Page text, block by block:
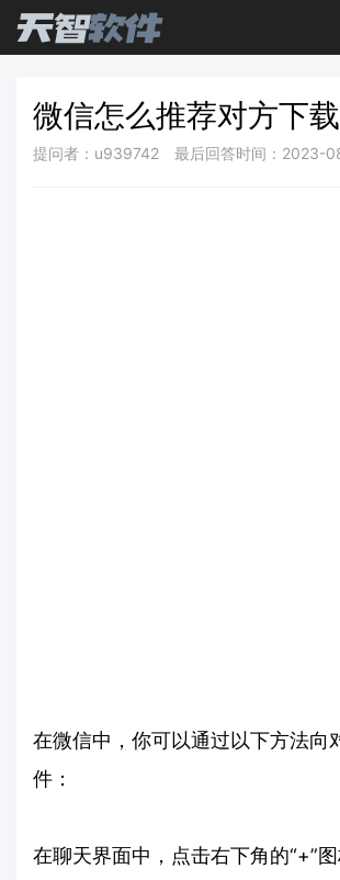
微信怎么推荐对方下
提问者：u939742 最后回答时间：2023-
在微信中，你可以通过以下方法向
件：
在聊天界面中，点击右下角的“+”